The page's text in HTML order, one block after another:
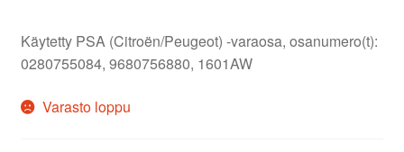
Käytetty PSA (Citroën/Peugeot) -varaosa, osanumero(t):
0280755084, 9680756880, 1601AW
Varasto loppu